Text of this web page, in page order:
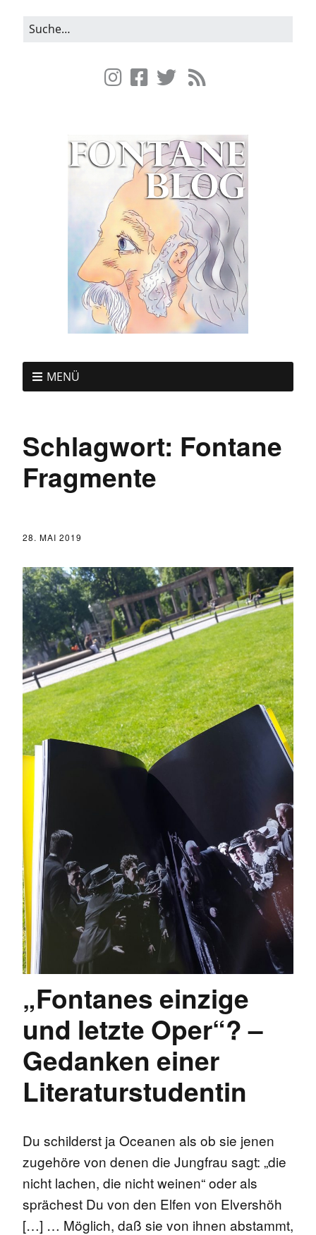
MENÜ
Schlagwort: Fontane
Fragmente
28. MAI 2019
„Fontanes einzige
und letzte Oper“? –
Gedanken einer
Literaturstudentin
Du schilderst ja Oceanen als ob sie jenen
zugehöre von denen die Jungfrau sagt: „die
nicht lachen, die nicht weinen“ oder als
sprächest Du von den Elfen von Elvershöh
[…] … Möglich, daß sie von ihnen abstammt,